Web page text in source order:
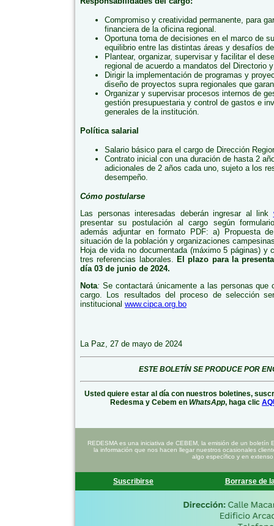
Compromiso y creatividad permanente, para
financiera de la oficina regional.
Oportuna toma de decisiones en el marco de
equilibrio entre las distintas áreas y desafíos
Plantear, organizar, supervisar y facilitar el
regional de acuerdo a mandatos del Directorio
Dirigir la implementación de programas y
diseño de proyectos supra regionales que
Organizar y supervisar procesos internos de
gestión presupuestaria y control de gastos e
generales de la institución.
Política salarial
Salario básico para el cargo de Dirección
Contrato inicial con una duración de hasta 2
adicionales de 2 años cada uno, sujeto a los
desempeño.
Cómo postularse
Las personas interesadas deberán ingresar al link
presentar su postulación al cargo según
además adjuntar en formato PDF: a) Propuesta
situación de la población y organizaciones
Hoja de vida no documentada (máximo 5 páginas) y
tres referencias laborales. El plazo para la
día 03 de junio de 2024.
Nota: Se contactará únicamente a las personas que
cargo. Los resultados del proceso de selección
institucional www.cipca.org.bo
La Paz, 27 de mayo de 2024
ESTE BOLETÍN SE PRODUCE POR
Usted quiere estar al día con nuestros boletines,
Redesma y Cebem en WhatsApp, haga clic
REDESMA es una iniciativa de CEBEM, la emisión de un
la información que nos hacen llegar nuestros ocasionales
algo específico y en
Suscribirse Borrarse de